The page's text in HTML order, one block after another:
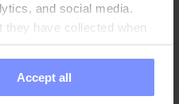
and social media.
have collected when
Accept all